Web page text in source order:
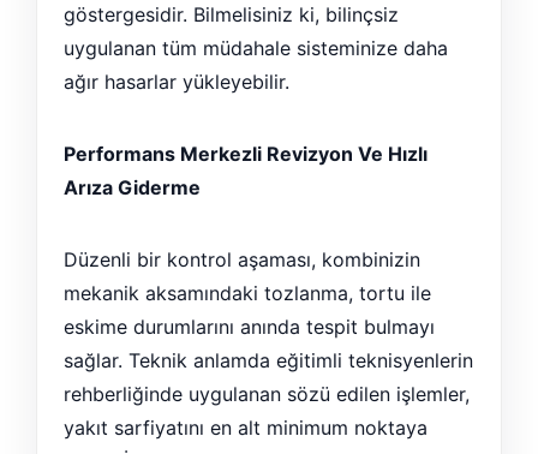
göstergesidir. Bilmelisiniz ki, bilinçsiz
uygulanan tüm müdahale sisteminize daha
ağır hasarlar yükleyebilir.
Performans Merkezli Revizyon Ve Hızlı
Arıza Giderme
Düzenli bir kontrol aşaması, kombinizin
mekanik aksamındaki tozlanma, tortu ile
eskime durumlarını anında tespit bulmayı
sağlar. Teknik anlamda eğitimli teknisyenlerin
rehberliğinde uygulanan sözü edilen işlemler,
yakıt sarfiyatını en alt minimum noktaya